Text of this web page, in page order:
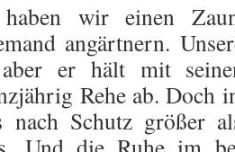
wir einen
angärtnern.
er hält mit
Rehe ab. Doch
nach Schutz größer